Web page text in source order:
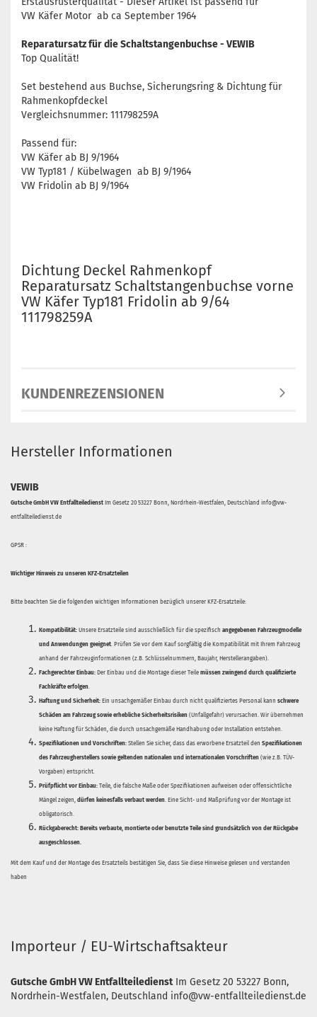
VW Käfer Motor ab ca September 1964
Reparatursatz für die Schaltstangenbuchse - VEWIB
Top Qualität!
Set bestehend aus Buchse, Sicherungsring & Dichtung für
Rahmenkopfdeckel
Vergleichsnummer: 111798259A
Passend für:
VW Käfer ab BJ 9/1964
VW Typ181 / Kübelwagen ab BJ 9/1964
VW Fridolin ab BJ 9/1964
Dichtung Deckel Rahmenkopf
Reparatursatz Schaltstangenbuchse vorne
VW Käfer Typ181 Fridolin ab 9/64
111798259A
KUNDENREZENSIONEN
Hersteller Informationen
VEWIB
Gutsche GmbH VW Entfallteiledienst Im Gesetz 20 53227 Bonn, Nordrhein-Westfalen, Deutschland info@vw-
entfallteiledienst.de
GPSR :
Wichtiger Hinweis zu unseren KFZ-Ersatzteilen
Bitte beachten Sie die folgenden wichtigen Informationen bezüglich unserer KFZ-Ersatzteile:
Kompatibilität: Unsere Ersatzteile sind ausschließlich für die spezifisch angegebenen Fahrzeugmodelle
und Anwendungen geeignet. Prüfen Sie vor dem Kauf sorgfältig die Kompatibilität mit Ihrem Fahrzeug
anhand der Fahrzeuginformationen (z.B. Schlüsselnummern, Baujahr, Herstellerangaben).
Fachgerechter Einbau: Der Einbau und die Montage dieser Teile müssen zwingend durch qualifizierte
Fachkräfte erfolgen.
Haftung und Sicherheit: Ein unsachgemäßer Einbau durch nicht qualifiziertes Personal kann schwere
Schäden am Fahrzeug sowie erhebliche Sicherheitsrisiken (Unfallgefahr) verursachen. Wir übernehmen
keine Haftung für Schäden, die durch unsachgemäße Handhabung oder Installation entstehen.
Spezifikationen und Vorschriften: Stellen Sie sicher, dass das erworbene Ersatzteil den Spezifikationen
des Fahrzeugherstellers sowie geltenden nationalen und internationalen Vorschriften (wie z.B. TÜV-
Vorgaben) entspricht.
Prüfpflicht vor Einbau: Teile, die falsche Maße oder Spezifikationen aufweisen oder offensichtliche
Mängel zeigen, dürfen keinesfalls verbaut werden. Eine Sicht- und Maßprüfung vor der Montage ist
obligatorisch.
Rückgaberecht: Bereits verbaute, montierte oder benutzte Teile sind grundsätzlich von der Rückgabe
ausgeschlossen.
Mit dem Kauf und der Montage des Ersatzteils bestätigen Sie, dass Sie diese Hinweise gelesen und verstanden
haben
Importeur / EU-Wirtschaftsakteur
Gutsche GmbH VW Entfallteiledienst Im Gesetz 20 53227 Bonn,
Nordrhein-Westfalen, Deutschland info@vw-entfallteiledienst.de